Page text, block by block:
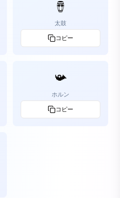
🪘
太鼓
コピー
📯
ホルン
コピー